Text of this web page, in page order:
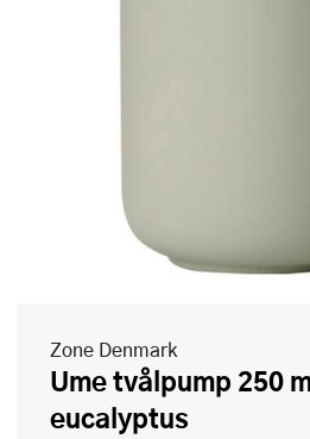
Zone Denmark
Ume tvålpump 250 ml
eucalyptus